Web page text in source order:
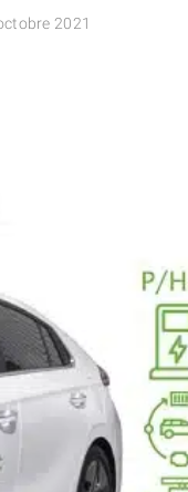
2021